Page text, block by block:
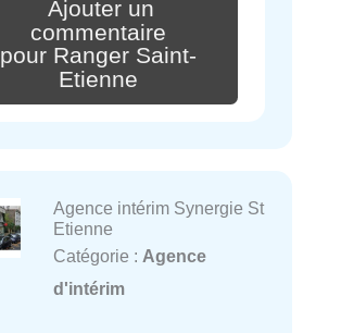
Ajouter un
commentaire
pour Ranger Saint-
Etienne
Agence intérim Synergie St
Etienne
Catégorie : Agence
d'intérim